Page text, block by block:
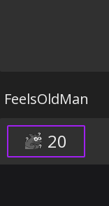
FeelsOldMan
20